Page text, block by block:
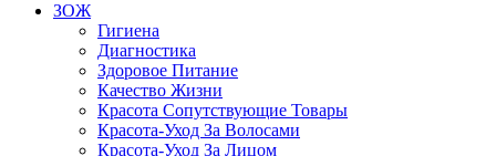
ЗОЖ
Гигиена
Диагностика
Здоровое Питание
Качество Жизни
Красота Сопутствующие Товары
Красота-Уход За Волосами
Красота-Уход За Лицом